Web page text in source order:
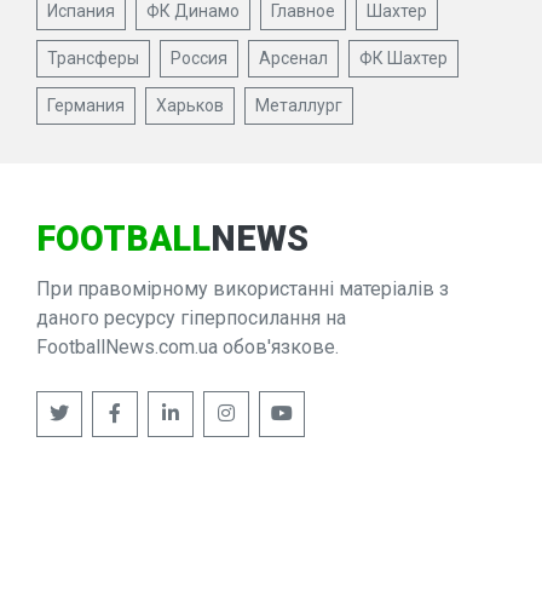
Испания ФК Динамо Главное Шахтер
Трансферы Россия Арсенал ФК Шахтер
Германия Харьков Металлург
FOOTBALLNEWS
При правомірному використанні матеріалів з
даного ресурсу гіперпосилання на
FootballNews.com.ua обов'язкове.